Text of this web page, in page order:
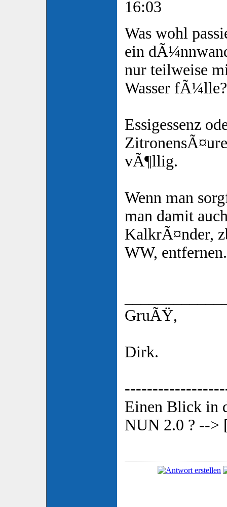
16:03
Was wohl
ein
nur teilweise
Wasser fÃ¼lle?
Essigessenz
vÃ¶llig.
Wenn man
man damit
KalkrÃ¤nder,
WW, entfernen.
GruÃŸ,
Dirk.
Einen Blick in
NUN 2.0 ? -->